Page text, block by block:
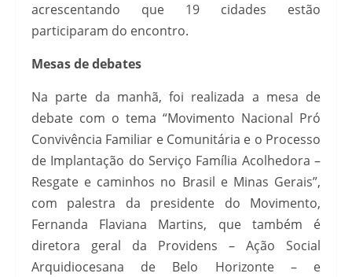
acrescentando que 19 cidades estão
participaram do encontro.
Mesas de debates
Na parte da manhã, foi realizada a mesa de
debate com o tema “Movimento Nacional Pró
Convivência Familiar e Comunitária e o Processo
de Implantação do Serviço Família Acolhedora –
Resgate e caminhos no Brasil e Minas Gerais”,
com palestra da presidente do Movimento,
Fernanda Flaviana Martins, que também é
diretora geral da Providens – Ação Social
Arquidiocesana de Belo Horizonte – e